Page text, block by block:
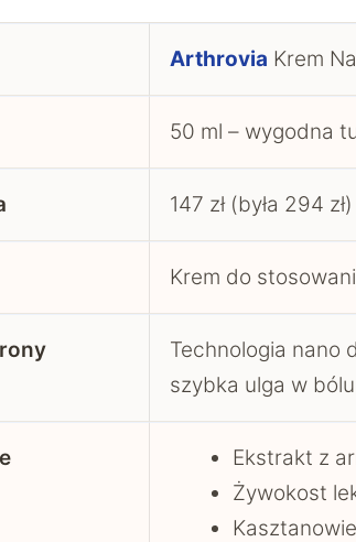
Arthrovia Krem
50 ml – wygodna
147 zł (była 294 zł)
Krem do
Technologia nano
szybka ulga w bólu
Ekstrakt z
Żywokost